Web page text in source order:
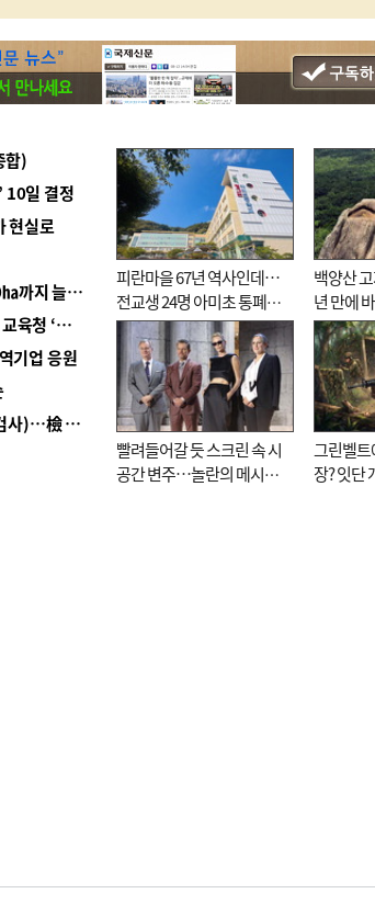
합)
10일 결정
현실로
■ 경남 농정 비전 ‘잘 사는 농촌’…스마트팜 1000㏊까지 늘린다
■ 교육혁신선도지 공모 코앞인데…구·군 난색에 교육청 ‘쩔쩔’
기업 응원
■ 검사 신분 버리고 직급하향(10년 이하 저연차 검사)…檢 중수청행 기피
피란마을 67년 역사인데…
전교생 24명 아미초 통폐합
기로
백양산
년 만에
빨려들어갈 듯 스크린 속 시
공간 변주…놀란의 메시지
그린벨
장? 잇단